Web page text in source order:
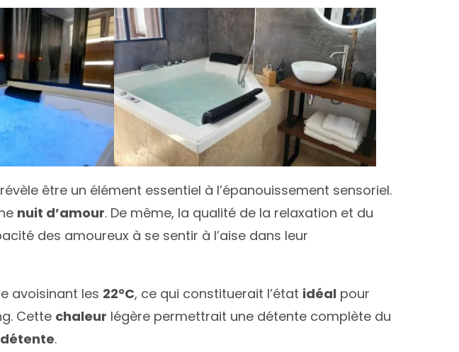
être un élément essentiel à l’épanouissement sensoriel.
nuit d’amour. De même, la qualité de la relaxation et du
des amoureux à se sentir à l’aise dans leur
avoisinant les 22°C, ce qui constituerait l’état idéal pour
Cette chaleur légère permettrait une détente complète du
détente.